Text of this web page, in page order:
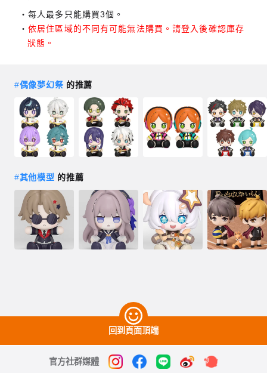
每人最多只能購買3個。
依居住區域的不同有可能無法購買。請登入後確認庫存
狀態。
#偶像夢幻祭 的推薦
#其他模型 的推薦
回到頁面頂端
官方社群媒體